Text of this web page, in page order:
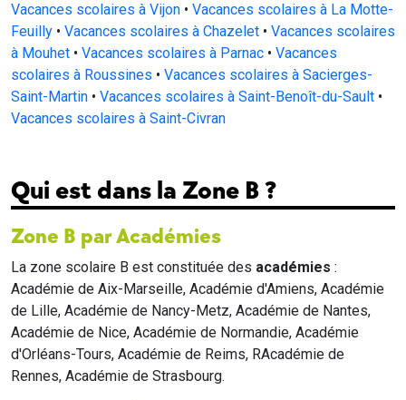
Vacances scolaires à Vijon • Vacances scolaires à La Motte-
Feuilly • Vacances scolaires à Chazelet • Vacances scolaires
à Mouhet • Vacances scolaires à Parnac • Vacances
scolaires à Roussines • Vacances scolaires à Sacierges-
Saint-Martin • Vacances scolaires à Saint-Benoît-du-Sault •
Vacances scolaires à Saint-Civran
Qui est dans la Zone B ?
Zone B par Académies
La zone scolaire B est constituée des académies :
Académie de Aix-Marseille, Académie d'Amiens, Académie
de Lille, Académie de Nancy-Metz, Académie de Nantes,
Académie de Nice, Académie de Normandie, Académie
d'Orléans-Tours, Académie de Reims, RAcadémie de
Rennes, Académie de Strasbourg.